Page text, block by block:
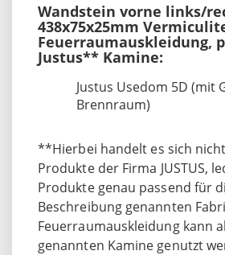
Wandstein vorne links/
438x75x25mm
Feuerraumauskleidung,
Justus** Kamine:
Justus Usedom 5D (mit
Brennraum)
**Hierbei handelt es sich
Produkte der Firma JUSTUS,
Produkte genau passend für
Beschreibung genannten
Feuerraumauskleidung kann
genannten Kamine genutzt